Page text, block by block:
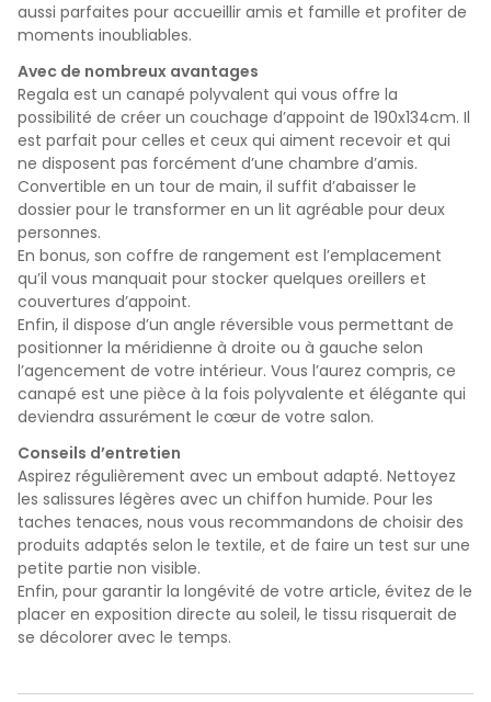
aussi parfaites pour accueillir amis et famille et profiter de
moments inoubliables.
Avec de nombreux avantages
Regala est un canapé polyvalent qui vous offre la
possibilité de créer un couchage d’appoint de 190x134cm. Il
est parfait pour celles et ceux qui aiment recevoir et qui
ne disposent pas forcément d’une chambre d’amis.
Convertible en un tour de main, il suffit d’abaisser le
dossier pour le transformer en un lit agréable pour deux
personnes.
En bonus, son coffre de rangement est l’emplacement
qu’il vous manquait pour stocker quelques oreillers et
couvertures d’appoint.
Enfin, il dispose d’un angle réversible vous permettant de
positionner la méridienne à droite ou à gauche selon
l’agencement de votre intérieur. Vous l’aurez compris, ce
canapé est une pièce à la fois polyvalente et élégante qui
deviendra assurément le cœur de votre salon.
Conseils d’entretien
Aspirez régulièrement avec un embout adapté. Nettoyez
les salissures légères avec un chiffon humide. Pour les
taches tenaces, nous vous recommandons de choisir des
produits adaptés selon le textile, et de faire un test sur une
petite partie non visible.
Enfin, pour garantir la longévité de votre article, évitez de le
placer en exposition directe au soleil, le tissu risquerait de
se décolorer avec le temps.